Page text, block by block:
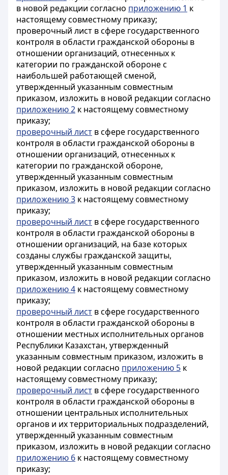
в новой редакции согласно приложению 1 к
настоящему совместному приказу;
проверочный лист в сфере государственного
контроля в области гражданской обороны в
отношении организаций, отнесенных к
категории по гражданской обороне с
наибольшей работающей сменой,
утвержденный указанным совместным
приказом, изложить в новой редакции согласно
приложению 2 к настоящему совместному
приказу;
проверочный лист в сфере государственного
контроля в области гражданской обороны в
отношении организаций, отнесенных к
категории по гражданской обороне,
утвержденный указанным совместным
приказом, изложить в новой редакции согласно
приложению 3 к настоящему совместному
приказу;
проверочный лист в сфере государственного
контроля в области гражданской обороны в
отношении организаций, на базе которых
созданы службы гражданской защиты,
утвержденный указанным совместным
приказом, изложить в новой редакции согласно
приложению 4 к настоящему совместному
приказу;
проверочный лист в сфере государственного
контроля в области гражданской обороны в
отношении местных исполнительных органов
Республики Казахстан, утвержденный
указанным совместным приказом, изложить в
новой редакции согласно приложению 5 к
настоящему совместному приказу;
проверочный лист в сфере государственного
контроля в области гражданской обороны в
отношении центральных исполнительных
органов и их территориальных подразделений,
утвержденный указанным совместным
приказом, изложить в новой редакции согласно
приложению 6 к настоящему совместному
приказу;